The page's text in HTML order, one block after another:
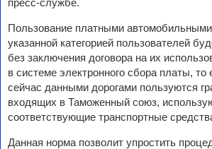
пресс-службе.
Пользование платными
указанной категорией пользователей
без заключения договора на их
в системе электронного сбора платы, то
сейчас данными дорогами пользуются
входящих в Таможенный союз,
соответствующие транспортные
Данная норма позволит упростить